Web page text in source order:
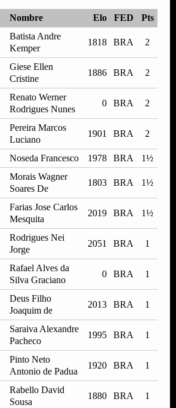
Nombre Elo FED Pts
Batista Andre
Kemper
1818 BRA 2
Giese Ellen
Cristine
1886 BRA 2
Renato Werner
Rodrigues Nunes
0 BRA 2
Pereira Marcos
Luciano
1901 BRA 2
Noseda Francesco 1978 BRA 1½
Morais Wagner
Soares De
1803 BRA 1½
Farias Jose Carlos
Mesquita
2019 BRA 1½
Rodrigues Nei
Jorge
2051 BRA 1
Rafael Alves da
Silva Graciano
0 BRA 1
Deus Filho
Joaquim de
2013 BRA 1
Saraiva Alexandre
Pacheco
1995 BRA 1
Pinto Neto
Antonio de Padua
1920 BRA 1
Rabello David
Sousa
1880 BRA 1